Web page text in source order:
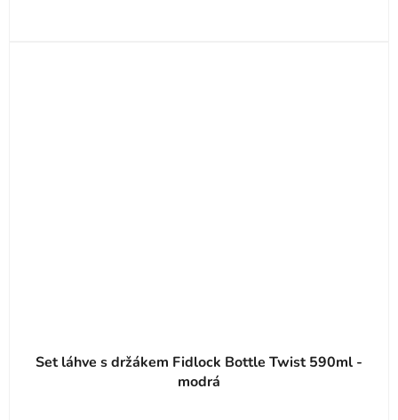
Set láhve s držákem Fidlock Bottle Twist 590ml -
modrá